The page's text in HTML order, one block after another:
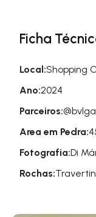
Ficha
Local:Shopping
Ano:2024
Parceiros:
Area em Pedra:
Fotografia:Di
Rochas: